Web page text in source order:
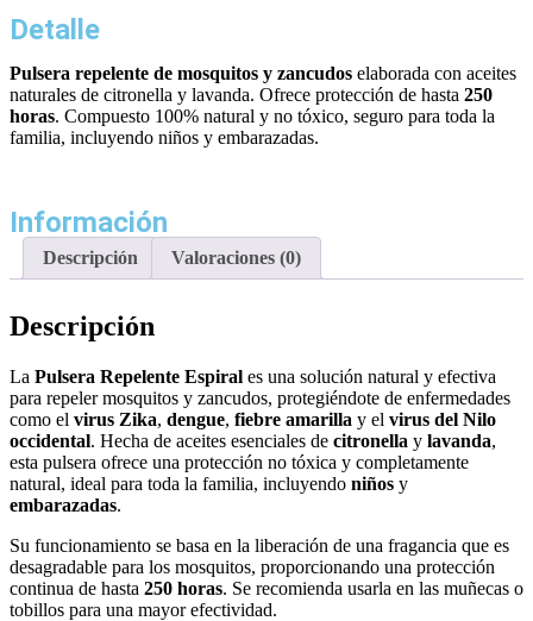
Detalle
Pulsera repelente de mosquitos y zancudos elaborada con aceites
naturales de citronella y lavanda. Ofrece protección de hasta 250
horas. Compuesto 100% natural y no tóxico, seguro para toda la
familia, incluyendo niños y embarazadas.
Información
Descripción Valoraciones (0)
Descripción
La Pulsera Repelente Espiral es una solución natural y efectiva
para repeler mosquitos y zancudos, protegiéndote de enfermedades
como el virus Zika, dengue, fiebre amarilla y el virus del Nilo
occidental. Hecha de aceites esenciales de citronella y lavanda,
esta pulsera ofrece una protección no tóxica y completamente
natural, ideal para toda la familia, incluyendo niños y
embarazadas.
Su funcionamiento se basa en la liberación de una fragancia que es
desagradable para los mosquitos, proporcionando una protección
continua de hasta 250 horas. Se recomienda usarla en las muñecas o
tobillos para una mayor efectividad.